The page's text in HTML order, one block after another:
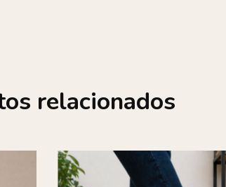
relacionados